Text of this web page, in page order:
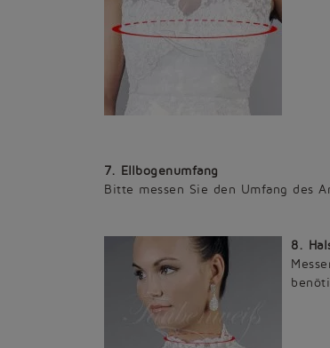
7. Ellbogenumfang
Bitte messen Sie den Umfang des
8.